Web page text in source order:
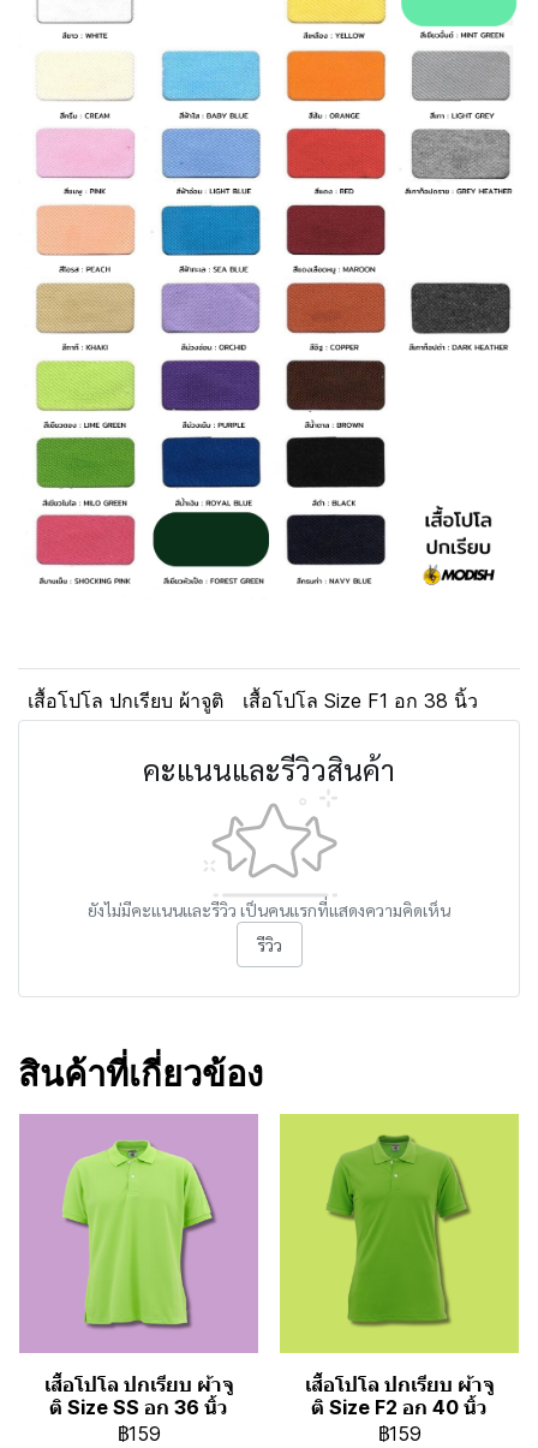
เสื้อโปโล ปกเรียบ ผ้าจูติ เสื้อโปโล Size F1 อก 38 นิ้ว
คะแนนและรีวิวสินค้า
ยังไม่มีคะแนนและรีวิว เป็นคนแรกที่แสดงความคิดเห็น
รีวิว
สินค้าที่เกี่ยวข้อง
เสื้อโปโล ปกเรียบ ผ้าจู
ติ Size SS อก 36 นิ้ว
฿159
เสื้อโปโล ปกเรียบ ผ้าจู
ติ Size F2 อก 40 นิ้ว
฿159